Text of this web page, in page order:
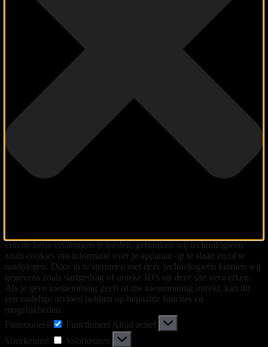
Om de beste ervaringen te bieden, gebruiken wij technologieën
zoals cookies om informatie over je apparaat op te slaan en/of te
raadplegen. Door in te stemmen met deze technologieën kunnen wij
gegevens zoals surfgedrag of unieke ID's op deze site verwerken.
Als je geen toestemming geeft of uw toestemming intrekt, kan dit
een nadelige invloed hebben op bepaalde functies en
mogelijkheden.
Functioneel
Functioneel Altijd actief
Voorkeuren
Voorkeuren